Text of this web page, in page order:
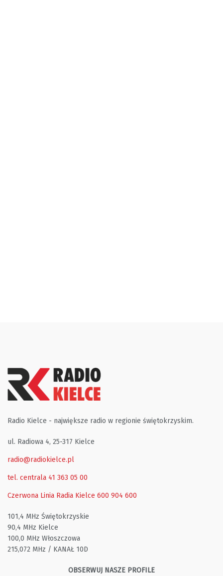
Radio Kielce - największe radio w regionie świętokrzyskim.
ul. Radiowa 4, 25-317 Kielce
radio@radiokielce.pl
tel. centrala 41 363 05 00
Czerwona Linia Radia Kielce 600 904 600
101,4 MHz Świętokrzyskie
90,4 MHz Kielce
100,0 MHz Włoszczowa
215,072 MHz / KANAŁ 10D
OBSERWUJ NASZE PROFILE